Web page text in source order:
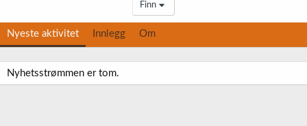
Finn
Nyeste aktivitet Innlegg Om
Nyhetsstrømmen er tom.